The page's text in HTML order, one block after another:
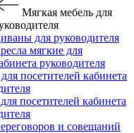
Мягкая мебель для
для руководителя
мягкие для
руководителя
посетителей кабинета
посетителей кабинета
и совещаний